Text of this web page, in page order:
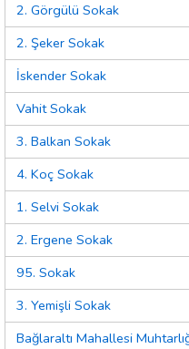
2. Görgülü Sokak
2. Şeker Sokak
İskender Sokak
Vahit Sokak
3. Balkan Sokak
4. Koç Sokak
1. Selvi Sokak
2. Ergene Sokak
95. Sokak
3. Yemişli Sokak
Bağlaraltı Mahallesi